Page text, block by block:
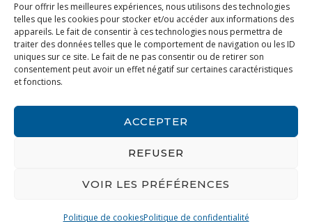
Pour offrir les meilleures expériences, nous utilisons des technologies
telles que les cookies pour stocker et/ou accéder aux informations des
appareils. Le fait de consentir à ces technologies nous permettra de
traiter des données telles que le comportement de navigation ou les ID
uniques sur ce site. Le fait de ne pas consentir ou de retirer son
consentement peut avoir un effet négatif sur certaines caractéristiques
et fonctions.
ACCEPTER
REFUSER
VOIR LES PRÉFÉRENCES
Politique de cookiesPolitique de confidentialité
L’association
Accès membres
Politique de confidentialité
géobiologie, principes de l'école allemande